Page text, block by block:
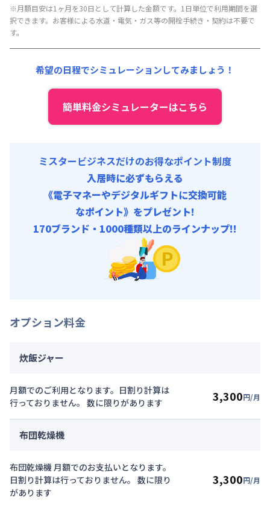
月額賃料目安(30日利用)
賃料 : 87,000円/月 (2,900円/日)
光熱費他 :
その他費用 :
火災保険料: 1,500円/月
事務手数料 : 10,000円/回 (税抜)
※月額目安は1ヶ月を30日として計算した金額です。1日単位で利用期間を選
択できます。お客様による水道・電気・ガス等の開栓手続き・契約は不要で
す。
希望の日程でシミュレーションしてみましょう！
簡単料金シミュレーターはこちら
ミスタービジネスだけのお得なポイント制度
入居時に必ずもらえる
《電子マネーやデジタルギフトに交換可能
なポイント》をプレゼント!
170ブランド・1000種類以上のラインナップ!!
オプション料金
炊飯ジャー
月額でのご利用となります。日割り計算は
行っておりません。 数に限りがあります
3,300円/月
布団乾燥機
布団乾燥機 月額でのお支払いとなります。
日割り計算は行っておりません。 数に限り
があります
3,300円/月